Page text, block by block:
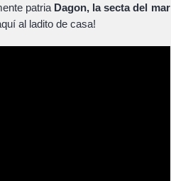
patria Dagon, la secta del mar
al ladito de casa!